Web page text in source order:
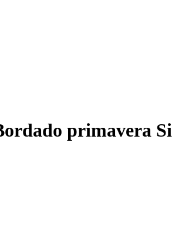
primavera